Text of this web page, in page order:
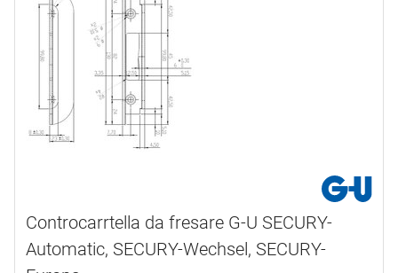
Controcarrtella da fresare G-U SECURY-
Automatic, SECURY-Wechsel, SECURY-